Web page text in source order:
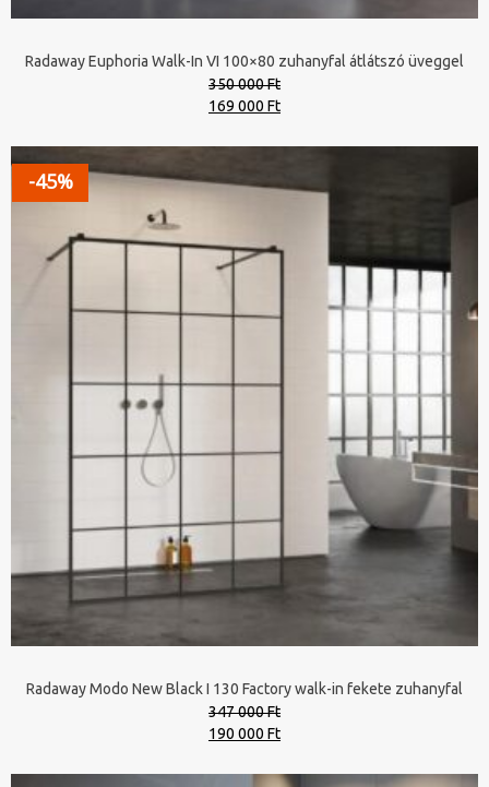
Radaway Euphoria Walk-In VI 100×80 zuhanyfal átlátszó üveggel
350 000 Ft
Original
was:
000 Ft.
169 000 FtCurrent
is:
000 Ft.
-45%
Radaway Modo New Black I 130 Factory walk-in fekete zuhanyfal
347 000 Ft
Original
was:
190 000 FtCurrent
is: